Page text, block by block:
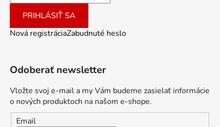
PRIHLÁSIŤ SA
Nová registráciaZabudnuté heslo
Odoberať newsletter
Vložte svoj e-mail a my Vám budeme zasielať informácie
o nových produktoch na našom e-shope.
Email